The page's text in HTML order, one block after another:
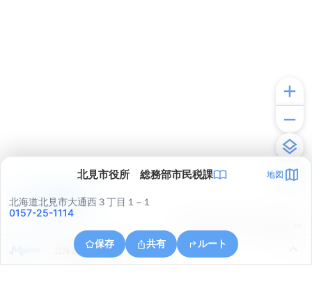
北見市役所 総務部市民税課 地図
北海道北見市大通西３丁目１−１
0157-25-1114
保存 共有 ルート
北海道北見市川東
アプリで見る